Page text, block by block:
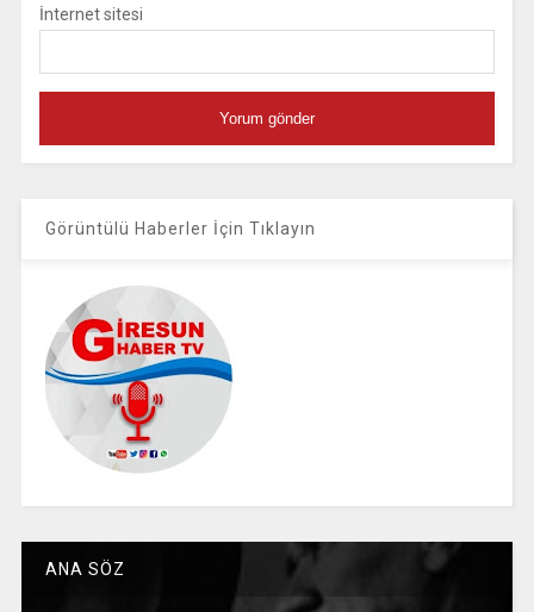
İnternet sitesi
Görüntülü Haberler İçin Tıklayın
ANA SÖZ